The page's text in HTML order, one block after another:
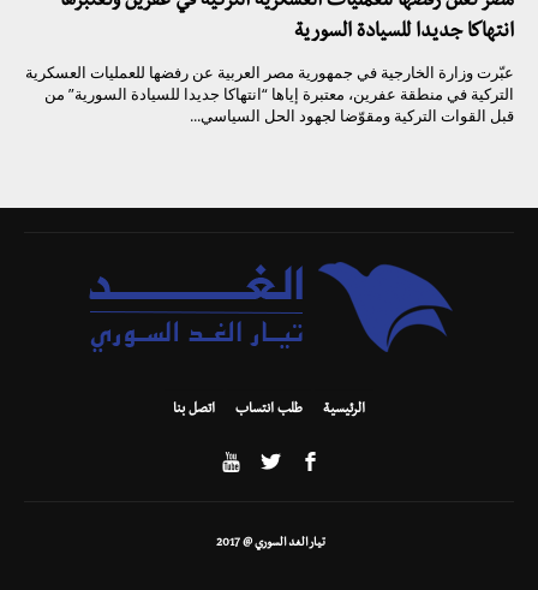
انتهاكا جديدا للسيادة السورية
عبّرت وزارة الخارجية في جمهورية مصر العربية عن رفضها للعمليات العسكرية
التركية في منطقة عفرين، معتبرة إياها “انتهاكا جديدا للسيادة السورية” من
قبل القوات التركية ومقوّضا لجهود الحل السياسي...
الرئيسية طلب انتساب اتصل بنا
تيار الغد السوري @ 2017